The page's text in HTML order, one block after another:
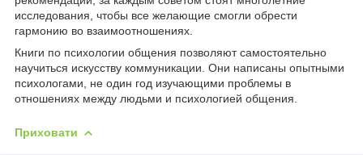
исследования, чтобы все желающие смогли обрести
гармонию во взаимоотношениях.
Книги по психологии общения позволяют самостоятельно
научиться искусству коммуникации. Они написаны опытными
психологами, не один год изучающими проблемы в
отношениях между людьми и психологией общения.
Приховати